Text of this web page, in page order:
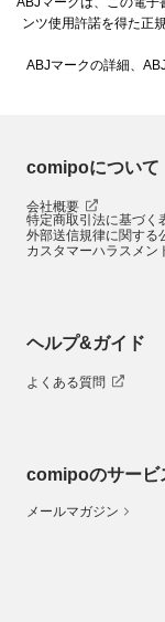
ンツ使用許諾を得た正
ABJマークの詳細、
comipoについて
会社概要
特定商取引法に基づく
外部送信規律に関する
カスタマーハラスメン
ヘルプ&ガイド
よくある質問
comipoのサービ
メールマガジン